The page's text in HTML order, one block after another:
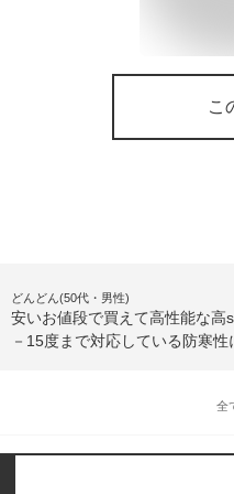
こ
どんどん(50代・男性)
安いお値段で買えて高性能な
－15度まで対応している防寒
全